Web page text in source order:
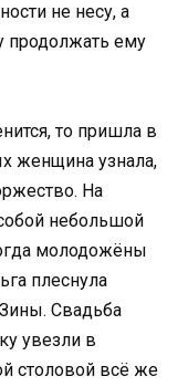
не несу, а
продолжать ему
то пришла в
женщина узнала,
На
небольшой
молодожёны
плеснула
Свадьба
увезли в
столовой всё же